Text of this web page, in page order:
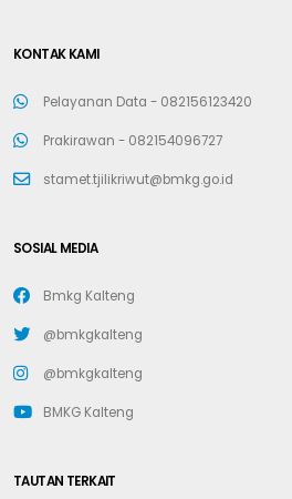
KONTAK KAMI
Pelayanan Data - 082156123420
Prakirawan - 082154096727
stamet.tjilikriwut@bmkg.go.id
SOSIAL MEDIA
Bmkg Kalteng
@bmkgkalteng
@bmkgkalteng
BMKG Kalteng
TAUTAN TERKAIT